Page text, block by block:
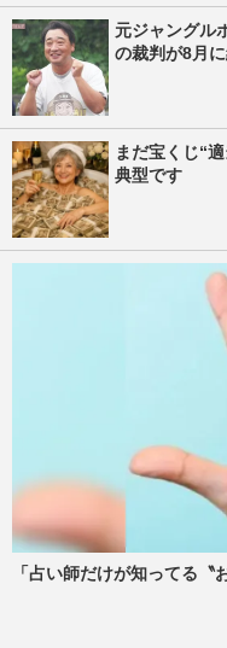
元ジャングル
の裁判が8月
まだ宝くじ“
典型です
「占い師だけが知ってる〝